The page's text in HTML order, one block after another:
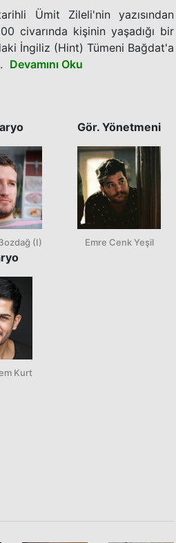
Ümit Zileli'nin yazısından
civarında kişinin yaşadığı bir
İngiliz (Hint) Tümeni Bağdat'a
Devamını Oku
(I)
Kurt
Gör. Yönetmeni
Emre Cenk Yeşil